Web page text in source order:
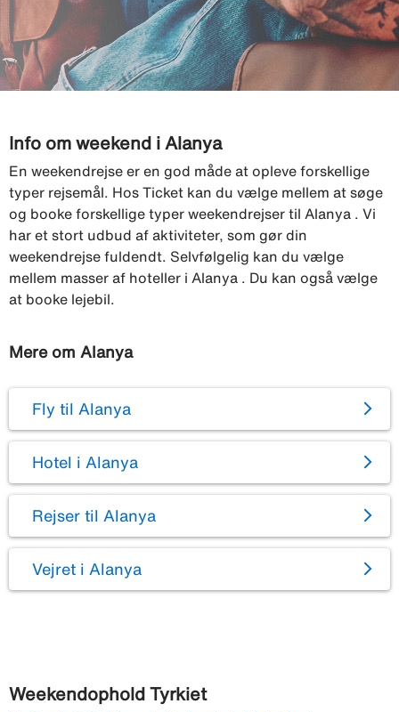
Info om weekend i Alanya
En weekendrejse er en god måde at opleve forskellige
typer rejsemål. Hos Ticket kan du vælge mellem at søge
og booke forskellige typer weekendrejser til Alanya . Vi
har et stort udbud af aktiviteter, som gør din
weekendrejse fuldendt. Selvfølgelig kan du vælge
mellem masser af hoteller i Alanya . Du kan også vælge
at booke lejebil.
Mere om Alanya
Fly til Alanya
Hotel i Alanya
Rejser til Alanya
Vejret i Alanya
Weekendophold Tyrkiet